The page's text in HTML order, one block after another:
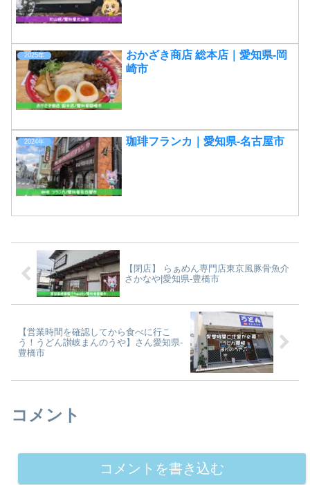
2025年
おかざき商店 総本店｜愛知県-岡
崎市
2024年 珈琲フランカ｜愛知県-名古屋市
【閉店】 らぁめん専門店東京風豚骨魚介
さかなや|愛知県-豊橋市
【営業時間を確認してから食べに行こ
う！うどん讃岐まんのうや】さん愛知県-
豊橋市
コメント
コメントを書き込む